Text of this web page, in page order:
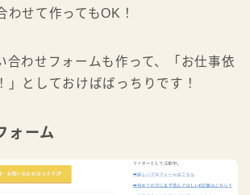
わせて作ってもOK！
合わせフォームも作って、「お仕事依
」としておけばばっちりです！
ォーム